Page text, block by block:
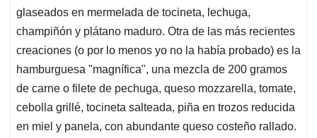
glaseados en mermelada de tocineta, lechuga,
champiñón y plátano maduro. Otra de las más recientes
creaciones (o por lo menos yo no la había probado) es la
hamburguesa "magnífica", una mezcla de 200 gramos
de carne o filete de pechuga, queso mozzarella, tomate,
cebolla grillé, tocineta salteada, piña en trozos reducida
en miel y panela, con abundante queso costeño rallado.